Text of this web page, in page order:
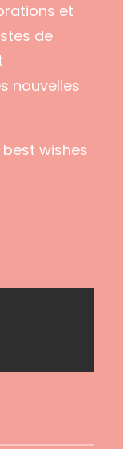
et
de
nouvelles
wishes